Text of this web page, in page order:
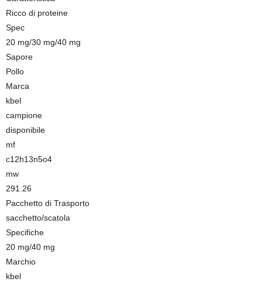
Ricco di proteine
Spec
20 mg/30 mg/40 mg
Sapore
Pollo
Marca
kbel
campione
disponibile
mf
c12h13n5o4
mw
291.26
Pacchetto di Trasporto
sacchetto/scatola
Specifiche
20 mg/40 mg
Marchio
kbel